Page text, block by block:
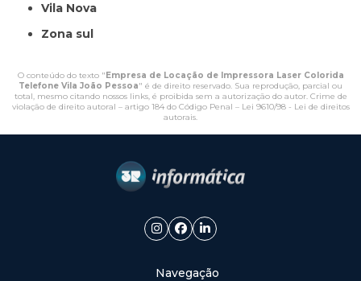
Vila Nova
Zona sul
O conteúdo do texto " Empresa de Locação de Impressora Laser Colorida
Telefone Vila João Pessoa" é de direito reservado. Sua reprodução, parcial ou
total, mesmo citando nossos links, é proibida sem a autorização do autor. Crime de
violação de direito autoral – artigo 184 do Código Penal – Lei 9610/98 - Lei de direitos
autorais.
Navegação